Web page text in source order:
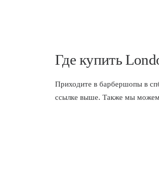
Где купить
Приходите в барбершопы в
ссылке выше. Также мы можем